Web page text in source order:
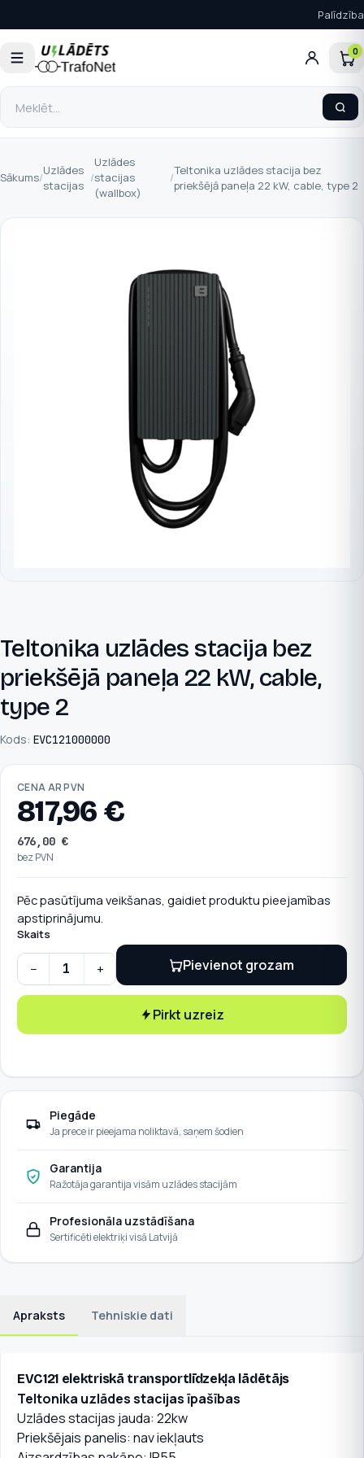
Palīdzība
0
Sākums/
Uzlādes
stacijas
/
Uzlādes
stacijas
(wallbox)
/
Teltonika uzlādes stacija bez
priekšējā paneļa 22 kW, cable, type 2
Teltonika uzlādes stacija bez
priekšējā paneļa 22 kW, cable,
type 2
Kods: EVC121000000
CENA AR PVN
817,96 €
676,00 €
bez PVN
Pēc pasūtījuma veikšanas, gaidiet produktu pieejamības
apstiprinājumu.
Skaits
Teltonika uzlādes stacija bez priekšējā paneļa 22 kW,
− + Pievienot grozam
Pirkt uzreiz
Piegāde
Ja prece ir pieejama noliktavā, saņem šodien
Garantija
Ražotāja garantija visām uzlādes stacijām
Profesionāla uzstādīšana
Sertificēti elektriķi visā Latvijā
Apraksts Tehniskie dati
EVC121 elektriskā transportlīdzekļa lādētājs
Teltonika uzlādes stacijas īpašības
Uzlādes stacijas jauda: 22kw
Priekšējais panelis: nav iekļauts